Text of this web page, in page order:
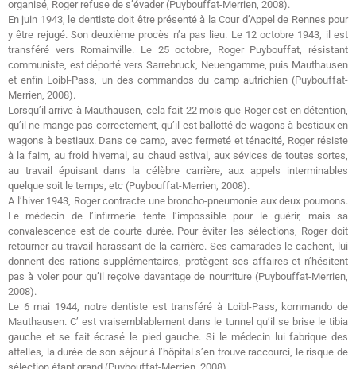
organisé, Roger refuse de s’évader (Puybouffat-Merrien, 2008).
En juin 1943, le dentiste doit être présenté à la Cour d’Appel de Rennes pour
y être rejugé. Son deuxième procès n’a pas lieu. Le 12 octobre 1943, il est
transféré vers Romainville. Le 25 octobre, Roger Puybouffat, résistant
communiste, est déporté vers Sarrebruck, Neuengamme, puis Mauthausen
et enfin Loibl-Pass, un des commandos du camp autrichien (Puybouffat-
Merrien, 2008).
Lorsqu’il arrive à Mauthausen, cela fait 22 mois que Roger est en détention,
qu’il ne mange pas correctement, qu’il est ballotté de wagons à bestiaux en
wagons à bestiaux. Dans ce camp, avec fermeté et ténacité, Roger résiste
à la faim, au froid hivernal, au chaud estival, aux sévices de toutes sortes,
au travail épuisant dans la célèbre carrière, aux appels interminables
quelque soit le temps, etc (Puybouffat-Merrien, 2008).
A l’hiver 1943, Roger contracte une broncho-pneumonie aux deux poumons.
Le médecin de l’infirmerie tente l’impossible pour le guérir, mais sa
convalescence est de courte durée. Pour éviter les sélections, Roger doit
retourner au travail harassant de la carrière. Ses camarades le cachent, lui
donnent des rations supplémentaires, protègent ses affaires et n’hésitent
pas à voler pour qu’il reçoive davantage de nourriture (Puybouffat-Merrien,
2008).
Le 6 mai 1944, notre dentiste est transféré à Loibl-Pass, kommando de
Mauthausen. C’ est vraisemblablement dans le tunnel qu’il se brise le tibia
gauche et se fait écrasé le pied gauche. Si le médecin lui fabrique des
attelles, la durée de son séjour à l’hôpital s’en trouve raccourci, le risque de